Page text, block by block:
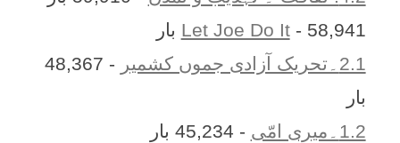
Let Joe Do It- 58,941 بار
2.1۔تحریک آزادی جموں کشمیر
- 48,367
بار
1.2۔میری امّی
- 45,234 بار